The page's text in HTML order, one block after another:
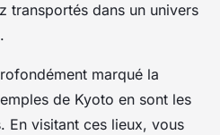
transportés dans un univers
marqué la
de Kyoto en sont les
En visitant ces lieux, vous